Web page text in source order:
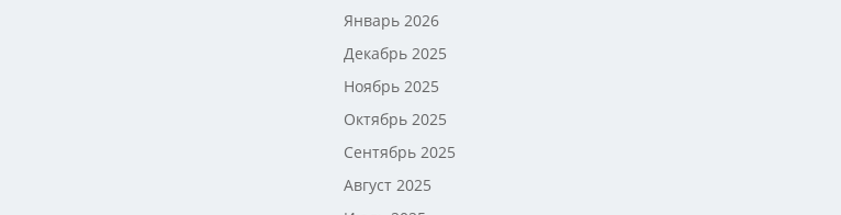
Январь 2026
Декабрь 2025
Ноябрь 2025
Октябрь 2025
Сентябрь 2025
Август 2025